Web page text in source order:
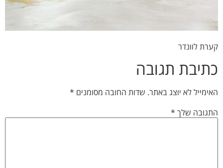
קערת לוונדר
כתיבת תגובה
האימייל לא יוצג באתר. שדות החובה מסומנים *
התגובה שלך*